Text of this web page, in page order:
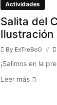
Actividades
Salita del
Ilustración
By ExTreBeO
¡Salimos en la
Leer más